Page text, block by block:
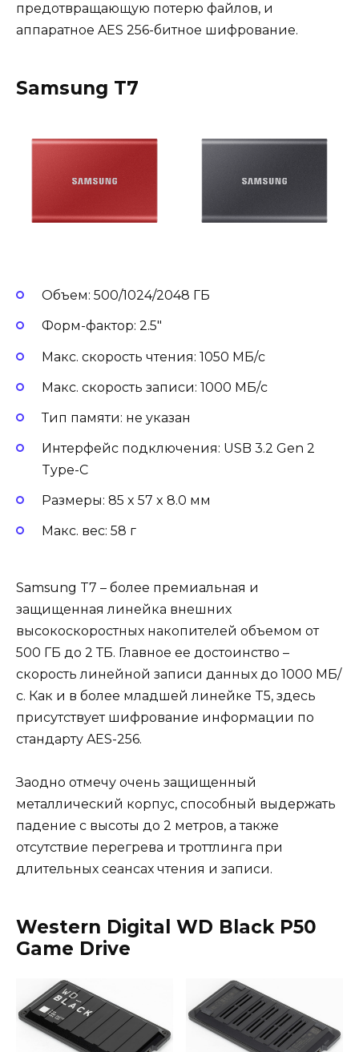
предотвращающую потерю файлов, и
аппаратное AES 256-битное шифрование.
Samsung T7
Объем: 500/1024/2048 ГБ
Форм-фактор: 2.5″
Макс. скорость чтения: 1050 МБ/с
Макс. скорость записи: 1000 МБ/с
Тип памяти: не указан
Интерфейс подключения: USB 3.2 Gen 2
Type-C
Размеры: 85 x 57 x 8.0 мм
Макс. вес: 58 г
Samsung T7 – более премиальная и
защищенная линейка внешних
высокоскоростных накопителей объемом от
500 ГБ до 2 ТБ. Главное ее достоинство –
скорость линейной записи данных до 1000 МБ/
с. Как и в более младшей линейке T5, здесь
присутствует шифрование информации по
стандарту AES-256.
Заодно отмечу очень защищенный
металлический корпус, способный выдержать
падение с высоты до 2 метров, а также
отсутствие перегрева и троттлинга при
длительных сеансах чтения и записи.
Western Digital WD Black P50
Game Drive